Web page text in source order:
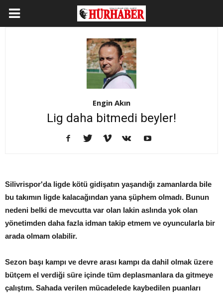
Engin Akın
Lig daha bitmedi beyler!
Silivrispor'da ligde kötü gidişatın yaşandığı zamanlarda bile
bu takımın ligde kalacağından yana şüphem olmadı. Bunun
nedeni belki de mevcutta var olan lakin aslında yok olan
yönetimden daha fazla idman takip etmem ve oyuncularla bir
arada olmam olabilir.
Sezon başı kampı ve devre arası kampı da dahil olmak üzere
bütçem el verdiği süre içinde tüm deplasmanlara da gitmeye
çalıştım. Sahada verilen mücadelede kaybedilen puanları